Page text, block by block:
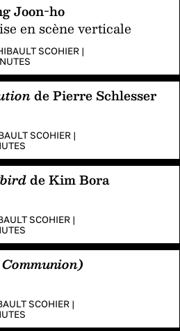
Joon-ho
en scène verticale
SCOHIER |
de Pierre Schlesser
SCOHIER |
de Kim Bora
SCOHIER |
SCOHIER |